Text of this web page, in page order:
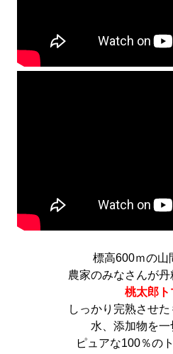
標高600ｍの山
農家のみなさんが
桃太郎ト
しっかり完熟させ
水、添加物を
ピュアな100％の